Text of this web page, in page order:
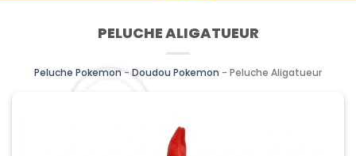
PELUCHE ALIGATUEUR
Peluche Pokemon - Doudou Pokemon - Peluche Aligatueur